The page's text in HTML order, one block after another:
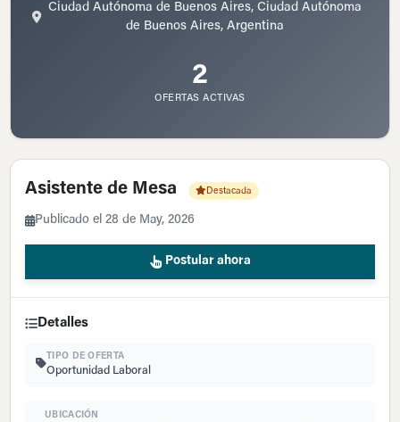
Ciudad Autónoma de Buenos Aires, Ciudad Autónoma
de Buenos Aires, Argentina
2
OFERTAS ACTIVAS
Asistente de Mesa Destacada
Publicado el 28 de May, 2026
Postular ahora
Detalles
TIPO DE OFERTA
Oportunidad Laboral
UBICACIÓN